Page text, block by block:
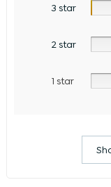
3 star
2 star
1 star